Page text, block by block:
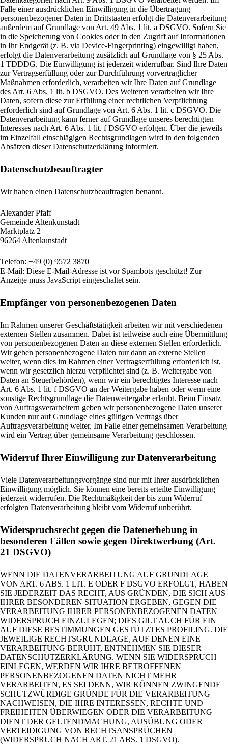
Falle einer ausdrücklichen Einwilligung in die Übertragung
personenbezogener Daten in Drittstaaten erfolgt die Datenverarbeitung
außerdem auf Grundlage von Art. 49 Abs. 1 lit. a DSGVO. Sofern Sie
in die Speicherung von Cookies oder in den Zugriff auf Informationen
in Ihr Endgerät (z. B. via Device-Fingerprinting) eingewilligt haben,
erfolgt die Datenverarbeitung zusätzlich auf Grundlage von § 25 Abs.
1 TDDDG. Die Einwilligung ist jederzeit widerrufbar. Sind Ihre Daten
zur Vertragserfüllung oder zur Durchführung vorvertraglicher
Maßnahmen erforderlich, verarbeiten wir Ihre Daten auf Grundlage
des Art. 6 Abs. 1 lit. b DSGVO. Des Weiteren verarbeiten wir Ihre
Daten, sofern diese zur Erfüllung einer rechtlichen Verpflichtung
erforderlich sind auf Grundlage von Art. 6 Abs. 1 lit. c DSGVO. Die
Datenverarbeitung kann ferner auf Grundlage unseres berechtigten
Interesses nach Art. 6 Abs. 1 lit. f DSGVO erfolgen. Über die jeweils
im Einzelfall einschlägigen Rechtsgrundlagen wird in den folgenden
Absätzen dieser Datenschutzerklärung informiert.
Datenschutz­beauftragter
Wir haben einen Datenschutzbeauftragten benannt.
Alexander Pfaff
Gemeinde Altenkunstadt
Marktplatz 2
96264 Altenkunstadt
Telefon: +49 (0) 9572 3870
E-Mail: Diese E-Mail-Adresse ist vor Spambots geschützt! Zur
Anzeige muss JavaScript eingeschaltet sein.
Empfänger von personenbezogenen Daten
Im Rahmen unserer Geschäftstätigkeit arbeiten wir mit verschiedenen
externen Stellen zusammen. Dabei ist teilweise auch eine Übermittlung
von personenbezogenen Daten an diese externen Stellen erforderlich.
Wir geben personenbezogene Daten nur dann an externe Stellen
weiter, wenn dies im Rahmen einer Vertragserfüllung erforderlich ist,
wenn wir gesetzlich hierzu verpflichtet sind (z. B. Weitergabe von
Daten an Steuerbehörden), wenn wir ein berechtigtes Interesse nach
Art. 6 Abs. 1 lit. f DSGVO an der Weitergabe haben oder wenn eine
sonstige Rechtsgrundlage die Datenweitergabe erlaubt. Beim Einsatz
von Auftragsverarbeitern geben wir personenbezogene Daten unserer
Kunden nur auf Grundlage eines gültigen Vertrags über
Auftragsverarbeitung weiter. Im Falle einer gemeinsamen Verarbeitung
wird ein Vertrag über gemeinsame Verarbeitung geschlossen.
Widerruf Ihrer Einwilligung zur Datenverarbeitung
Viele Datenverarbeitungsvorgänge sind nur mit Ihrer ausdrücklichen
Einwilligung möglich. Sie können eine bereits erteilte Einwilligung
jederzeit widerrufen. Die Rechtmäßigkeit der bis zum Widerruf
erfolgten Datenverarbeitung bleibt vom Widerruf unberührt.
Widerspruchsrecht gegen die Datenerhebung in
besonderen Fällen sowie gegen Direktwerbung (Art.
21 DSGVO)
WENN DIE DATENVERARBEITUNG AUF GRUNDLAGE
VON ART. 6 ABS. 1 LIT. E ODER F DSGVO ERFOLGT, HABEN
SIE JEDERZEIT DAS RECHT, AUS GRÜNDEN, DIE SICH AUS
IHRER BESONDEREN SITUATION ERGEBEN, GEGEN DIE
VERARBEITUNG IHRER PERSONENBEZOGENEN DATEN
WIDERSPRUCH EINZULEGEN; DIES GILT AUCH FÜR EIN
AUF DIESE BESTIMMUNGEN GESTÜTZTES PROFILING. DIE
JEWEILIGE RECHTSGRUNDLAGE, AUF DENEN EINE
VERARBEITUNG BERUHT, ENTNEHMEN SIE DIESER
DATENSCHUTZERKLÄRUNG. WENN SIE WIDERSPRUCH
EINLEGEN, WERDEN WIR IHRE BETROFFENEN
PERSONENBEZOGENEN DATEN NICHT MEHR
VERARBEITEN, ES SEI DENN, WIR KÖNNEN ZWINGENDE
SCHUTZWÜRDIGE GRÜNDE FÜR DIE VERARBEITUNG
NACHWEISEN, DIE IHRE INTERESSEN, RECHTE UND
FREIHEITEN ÜBERWIEGEN ODER DIE VERARBEITUNG
DIENT DER GELTENDMACHUNG, AUSÜBUNG ODER
VERTEIDIGUNG VON RECHTSANSPRÜCHEN
(WIDERSPRUCH NACH ART. 21 ABS. 1 DSGVO).